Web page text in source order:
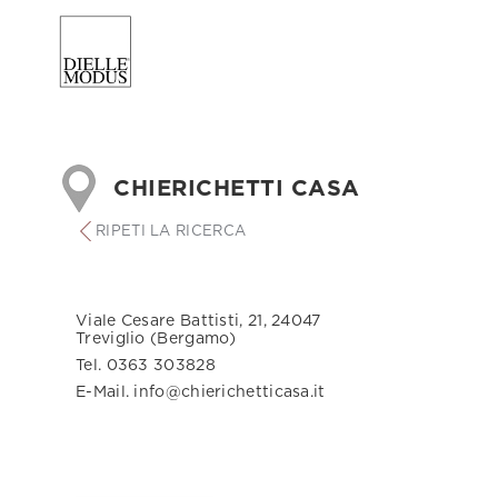
CHIERICHETTI CASA
RIPETI LA RICERCA
Viale Cesare Battisti, 21, 24047
Treviglio (Bergamo)
Tel. 0363 303828
E-Mail. info@chierichetticasa.it